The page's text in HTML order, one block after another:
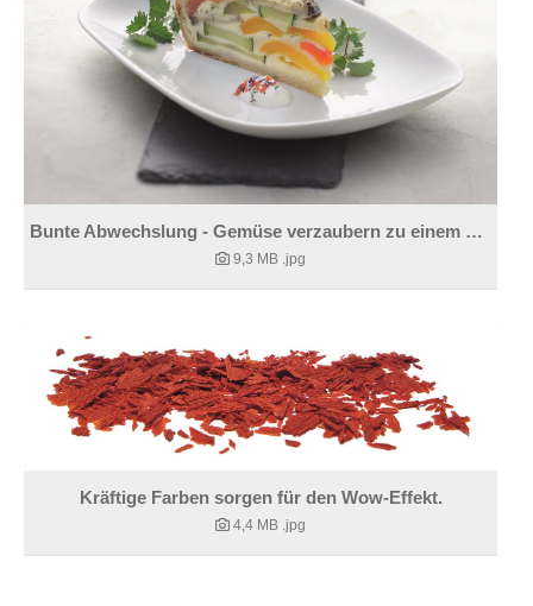
Bunte Abwechslung - Gemüse verzaubern zu einem Hingucker
9,3 MB .jpg
Kräftige Farben sorgen für den Wow-Effekt.
4,4 MB .jpg